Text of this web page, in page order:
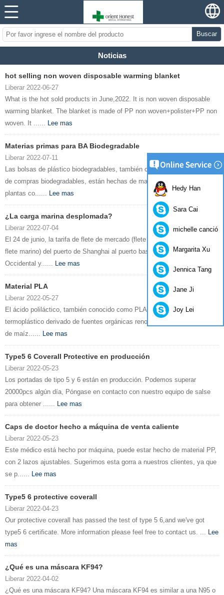
Buscar
Noticias
hot selling non woven disposable warming blanket
Liberar 2022-06-27
What is the hot sold products in June,2022. It is non woven disposable
warming blanket. The blanket is made of PP non woven+polister+PP non
woven. It ...... Lee mas
Materias primas para BA Biodegradable
Liberar 2022-07-11
Las bolsas de plástico biodegradables, también conocidas como bolsas
de compras biodegradables, están hechas de materiales extraídos de
plantas co...... Lee mas
¿La carga marina desplomada?
Liberar 2022-07-04
El 24 de junio, la tarifa de flete de mercado (flete marino y recargo por
flete marino) del puerto de Shanghai al puerto base de América
Occidental y...... Lee mas
Material PLA
Liberar 2022-05-27
El ácido poliláctico, también conocido como PLA, es un monómero
termoplástico derivado de fuentes orgánicas renovables como el almidón
de maíz...... Lee mas
Type5 6 Coverall Protective en producción
Liberar 2022-05-23
Los portadas de tipo 5 y 6 están en producción. Podemos superar
20000pcs algún día, Póngase en contacto con nuestro equipo de salse
para obtener ...... Lee mas
Caps de doctor hecho a máquina de venta caliente
Liberar 2022-05-23
Este médico está hecho por máquina, puede estar hecho de material PP,
con 2 lazos ajustables. Sugerimos esta gorra a nuestros clientes, ya que
se p...... Lee mas
Type5 6 protective coverall
Liberar 2022-04-23
Our protective coverall has passed the test of type 5 6,and we've got
type5 6 certificate. More information please feel free to contact us. ... Lee
mas
¿Qué es una máscara KF94?
Liberar 2022-04-02
¿Qué es una máscara KF94? Una máscara KF94 es similar a una N95 o
Hedy Han
Sara Cai
michelle canción
Margarita Xu
Jennica Tang
Jane Ji
Joy Lei